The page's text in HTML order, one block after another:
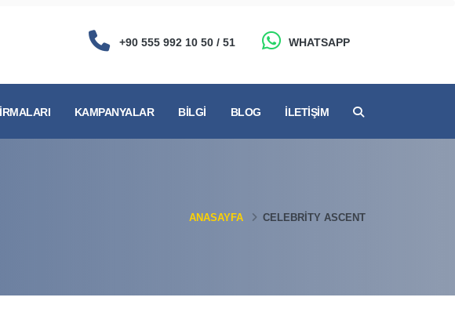
+90 555 992 10 50 / 51 WHATSAPP
KAMPANYALAR BILGI BLOG İLETIŞIM
ANASAYFA CELEBRITY ASCENT